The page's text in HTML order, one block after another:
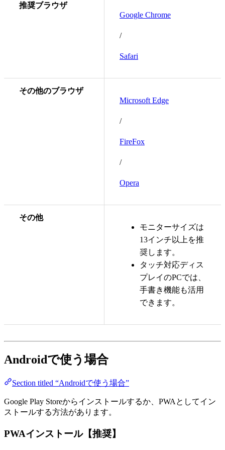
推奨ブラウザ
Google Chrome
/
Safari
その他のブラウザ
Microsoft Edge
/
FireFox
/
Opera
その他
モニターサイズは
13インチ以上を推
奨します。
タッチ対応ディス
プレイのPCでは、
手書き機能も活用
できます。
Androidで使う場合
Section titled “Androidで使う場合”
Google Play Storeからインストールするか、PWAとしてイン
ストールする方法があります。
PWAインストール【推奨】